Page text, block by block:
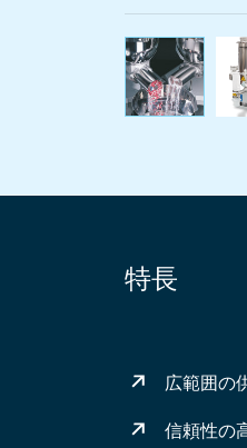
特長
広範囲の
信頼性の